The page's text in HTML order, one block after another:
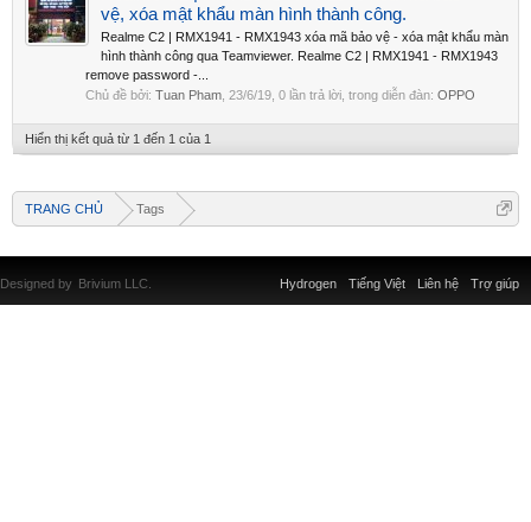
vệ, xóa mật khẩu màn hình thành công.
Realme C2 | RMX1941 - RMX1943 xóa mã bảo vệ - xóa mật khẩu màn
hình thành công qua Teamviewer. Realme C2 | RMX1941 - RMX1943
remove password -...
Chủ đề bởi: Tuan Pham 23/6/19 , 0 lần trả lời, trong diễn đàn: OPPO
Hiển thị kết quả từ 1 đến 1 của 1
TRANG CHỦ Tags
Liên hệ Trợ giúp
Hydrogen Tiếng Việt
Designed by Brivium LLC.